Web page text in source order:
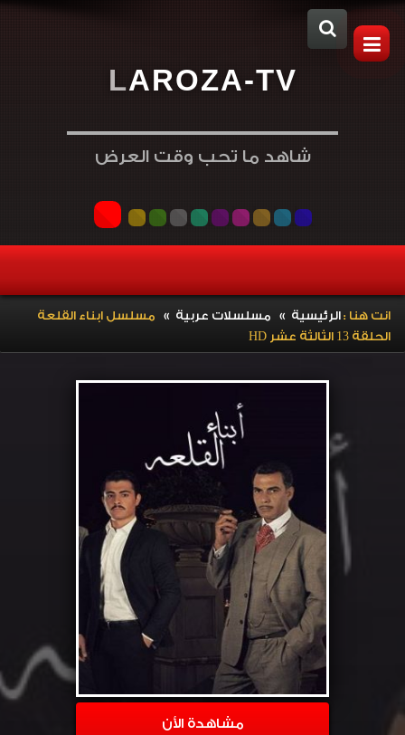
LAROZA-TV
شاهد ما تحب وقت العرض
انت هنا :الرئيسية » مسلسلات عربية » مسلسل ابناء القلعة
الحلقة 13 الثالثة عشر HD
مشاهدة الأن